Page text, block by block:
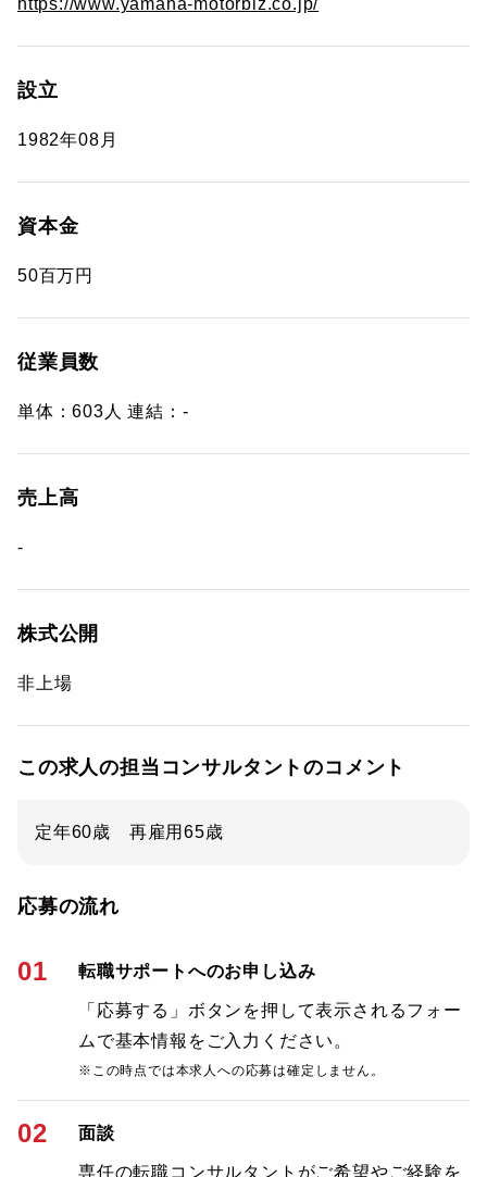
https://www.yamaha-motorbiz.co.jp/
設立
1982年08月
資本金
50百万円
従業員数
単体：603人 連結：-
売上高
-
株式公開
非上場
この求人の担当コンサルタントのコメント
定年60歳 再雇用65歳
応募の流れ
01 転職サポートへのお申し込み
「応募する」ボタンを押して表示されるフォー
ムで基本情報をご入力ください。
※この時点では本求人への応募は確定しません。
02 面談
専任の転職コンサルタントがご希望やご経験を